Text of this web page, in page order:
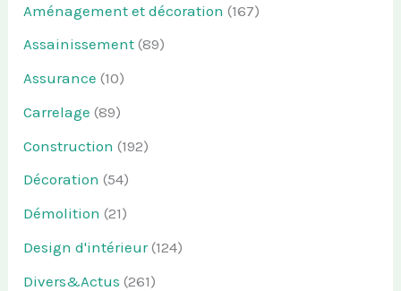
Aménagement et décoration (167)
Assainissement (89)
Assurance (10)
Carrelage (89)
Construction (192)
Décoration (54)
Démolition (21)
Design d'intérieur(124)
Divers&Actus (261)